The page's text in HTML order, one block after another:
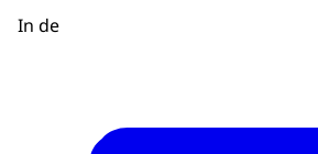
In de